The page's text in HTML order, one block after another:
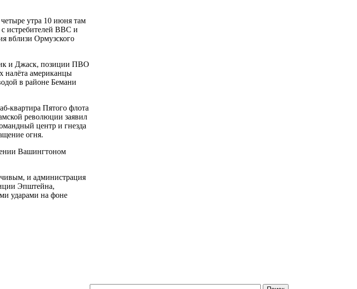
утра 10 июня там
истребителей ВВС и
вблизи Ормузского
и Джаск, позиции ПВО
налёта американцы
в районе Бемани
квартира Пятого флота
революции заявил
центр и гнезда
огня.
Вашингтоном
и администрация
Эпштейна,
ударами на фоне